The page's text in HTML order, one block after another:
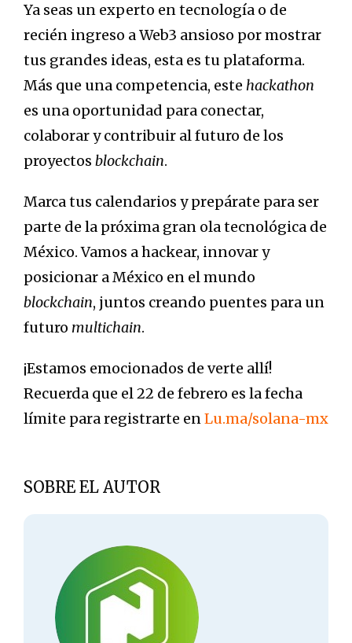
Ya seas un experto en tecnología o de
recién ingreso a Web3 ansioso por mostrar
tus grandes ideas, esta es tu plataforma.
Más que una competencia, este hackathon
es una oportunidad para conectar,
colaborar y contribuir al futuro de los
proyectos blockchain.
Marca tus calendarios y prepárate para ser
parte de la próxima gran ola tecnológica de
México. Vamos a hackear, innovar y
posicionar a México en el mundo
blockchain, juntos creando puentes para un
futuro multichain.
¡Estamos emocionados de verte allí!
Recuerda que el 22 de febrero es la fecha
límite para registrarte enLu.ma/solana-mx
SOBRE EL AUTOR